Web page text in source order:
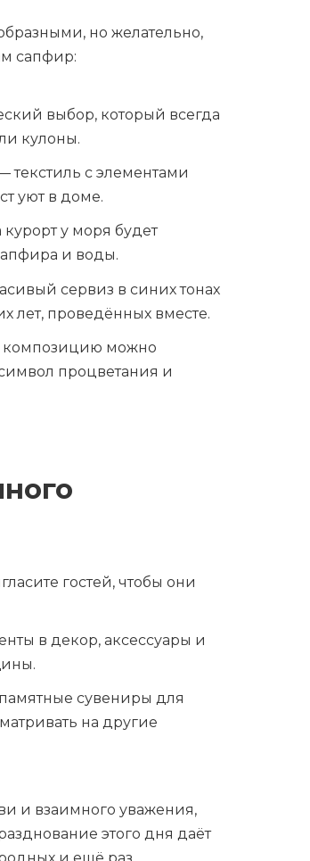
но желательно,
сапфир:
выбор, который всегда
кулоны.
с элементами
уют в доме.
курорт у моря будет
и воды.
сервиз в синих тонах
лет, проведённых вместе.
композицию можно
процветания и
гостей, чтобы они
в декор, аксессуары и
сувениры для
на другие
и взаимного уважения,
этого дня даёт
и ещё раз